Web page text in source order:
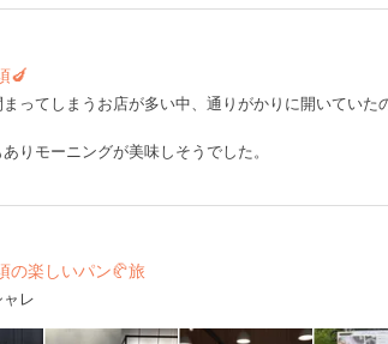
🍆
ってしまうお店が多い中、通りがかりに開いていた
りモーニングが美味しそうでした。
の楽しいパン🥐旅
レ